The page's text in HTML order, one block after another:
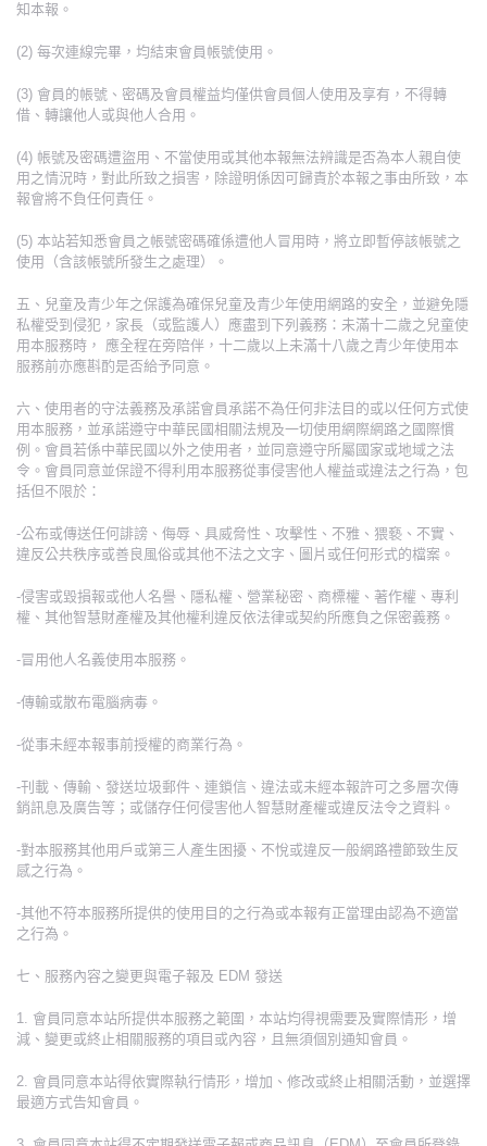
知本報。
(2) 每次連線完畢，均結束會員帳號使用。
(3) 會員的帳號、密碼及會員權益均僅供會員個人使用及享有，不得轉
借、轉讓他人或與他人合用。
(4) 帳號及密碼遭盜用、不當使用或其他本報無法辨識是否為本人親自使
用之情況時，對此所致之損害，除證明係因可歸責於本報之事由所致，本
報會將不負任何責任。
(5) 本站若知悉會員之帳號密碼確係遭他人冒用時，將立即暫停該帳號之
使用（含該帳號所發生之處理）。
五、兒童及青少年之保護為確保兒童及青少年使用網路的安全，並避免隱
私權受到侵犯，家長（或監護人）應盡到下列義務：未滿十二歲之兒童使
用本服務時， 應全程在旁陪伴，十二歲以上未滿十八歲之青少年使用本
服務前亦應斟酌是否給予同意。
六、使用者的守法義務及承諾會員承諾不為任何非法目的或以任何方式使
用本服務，並承諾遵守中華民國相關法規及一切使用網際網路之國際慣
例。會員若係中華民國以外之使用者，並同意遵守所屬國家或地域之法
令。會員同意並保證不得利用本服務從事侵害他人權益或違法之行為，包
括但不限於：
-公布或傳送任何誹謗、侮辱、具威脅性、攻擊性、不雅、猥褻、不實、
違反公共秩序或善良風俗或其他不法之文字、圖片或任何形式的檔案。
-侵害或毀損報或他人名譽、隱私權、營業秘密、商標權、著作權、專利
權、其他智慧財產權及其他權利違反依法律或契約所應負之保密義務。
-冒用他人名義使用本服務。
-傳輸或散布電腦病毒。
-從事未經本報事前授權的商業行為。
-刊載、傳輸、發送垃圾郵件、連鎖信、違法或未經本報許可之多層次傳
銷訊息及廣告等；或儲存任何侵害他人智慧財產權或違反法令之資料。
-對本服務其他用戶或第三人產生困擾、不悅或違反一般網路禮節致生反
感之行為。
-其他不符本服務所提供的使用目的之行為或本報有正當理由認為不適當
之行為。
七、服務內容之變更與電子報及 EDM 發送
1. 會員同意本站所提供本服務之範圍，本站均得視需要及實際情形，增
減、變更或終止相關服務的項目或內容，且無須個別通知會員。
2. 會員同意本站得依實際執行情形，增加、修改或終止相關活動，並選擇
最適方式告知會員。